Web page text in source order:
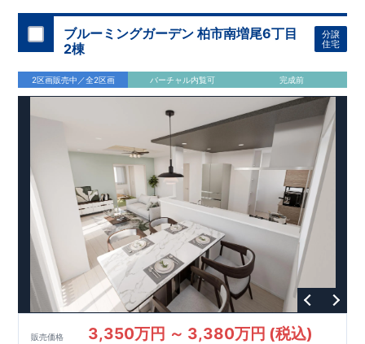
補強仕様♪ ・ホテルのようなオシャレなデザインが特徴的な洗
面化粧台。継ぎ目がないカウンターとオープン収納を採用しお
手入れのしやすい仕様です！ ​・収納力豊富な玄関収納はミラー
付きで外出時の身だしなみチェックだけでなく、広々空間の演
出にも寄与♪
店 約1,100m(徒歩約14分)
住宅性能評価 W取得(設計・建設)
■第三者機関が設計・建物検査(全四回)を実施 ■税制優遇あり
4分野6項目で最高等級を取得!
□ 構造の安定 (耐風等級2・耐震等級3) □ 劣化の軽減 (劣化対
策等級3) □ 維持管理への配慮 (維持管理対策等級3) □ 空気環
■国の定める7つの技術基準をクリア ■税制
【東栄セーフティーダンパー標準装備】
■制震ダンパーで振れ幅を大幅に低減、繰り返す地震に強い
『耐震+制震』 ■メンテナンスフリー
現地案内予約受付中詳細やご見学など、お気軽にお問合せ下さ
い♪ 東栄住宅 松戸営業所 TEL:047-394-1321
スマートフォンで見やすい特設サイトはこちら
ブルーミングガーデン 柏市南増尾6丁目
2棟
分譲
住宅
2区画販売中／全2区画 バーチャル内覧可 完成前
販売価格 3,350万円 ～ 3,380万円 (税込)